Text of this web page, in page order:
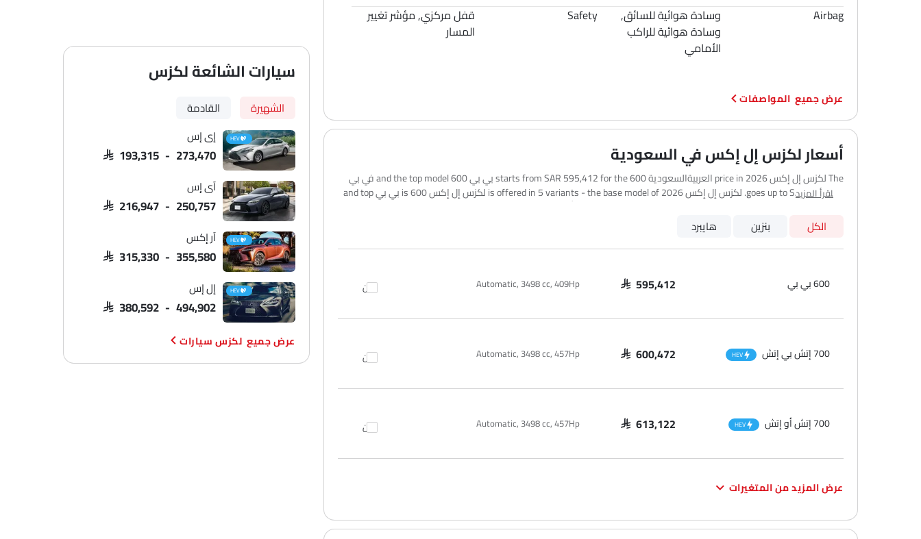
Airbag
وسادة هوائية للسائق,
وسادة هوائية للراكب
الأمامي
Safety
قفل مركزي, مؤشر تغيير
المسار
المواصفات
أسعار لكزس إل إكس في السعودية
The لكزس إل إكس 2026 price in العربيةالسعودية starts from SAR 595,412 for the 600 بي بي and the top model 600 في بي
goes up to SAR 671,772. لكزس إل إكس 2026 is offered in 5 variants - the base model of لكزس إل إكس is 600 بي بي and top
Dammam والمدن الرئيسية الأخرى. قد يختلف السعر النهائي على الطريق قليلاً بناءً على التأمين، والتسجيل، والملحقات الاختيارية.
اقرأ المزيد
الكل بنزين هايبرد
600 بي بي SAR 595,412
Automatic, 3498 cc, 409Hp قارن
700 إتش بي إتش HEV
SAR 600,472
Automatic, 3498 cc, 457Hp قارن
700 إتش أو إتش HEV
SAR 613,122
Automatic, 3498 cc, 457Hp قارن
عرض المزيد من المتغيرات
سيارات الشائعة لكزس
الشهيرة القادمة
HEV إي إس
SAR 193,315 - 273,470
آي إس
SAR 216,947 - 250,757
HEV آر إكس
SAR 315,330 - 355,580
HEV إل إس
SAR 380,592 - 494,902
لكزس سيارات